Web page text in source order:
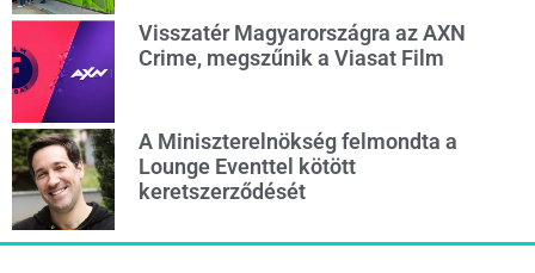
Visszatér Magyarországra az AXN
Crime, megszűnik a Viasat Film
A Miniszterelnökség felmondta a
Lounge Eventtel kötött
keretszerződését